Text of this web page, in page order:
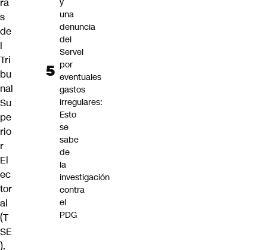
s
de
l
Tri
bu
nal
Su
pe
rio
r
El
ec
tor
al
(T
SE
).
una
denuncia
del
Servel
por
eventuales
gastos
irregulares:
Esto
se
sabe
de
la
investigación
contra
el
PDG